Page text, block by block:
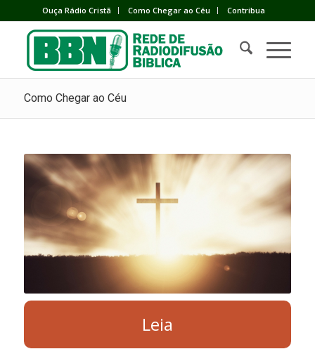
Ouça Rádio Cristã Como Chegar ao Céu Contribua
Como Chegar ao Céu
Leia